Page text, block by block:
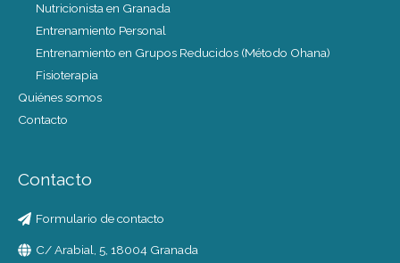
Nutricionista en Granada
Entrenamiento Personal
Entrenamiento en Grupos Reducidos (Método Ohana)
Fisioterapia
Quiénes somos
Contacto
Contacto
Formulario de contacto
C/ Arabial, 5, 18004 Granada